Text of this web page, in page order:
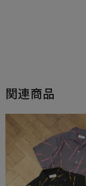
関連商品